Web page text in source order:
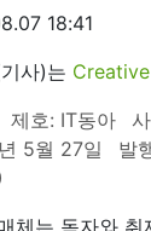
18:41
사)는
제호: IT동아
5월 27일
발
체는 독자와